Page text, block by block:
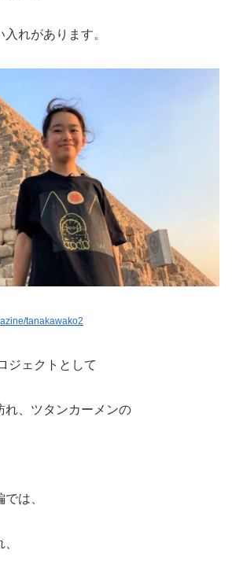
れがあります。
tanakawako2
ジェクトとして
れ、ツタンカーメンの
は、